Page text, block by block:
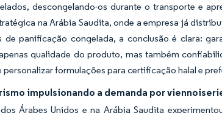
descongelando-os durante o transporte e
na Arábia Saudita, onde a empresa já
de panificação congelada, a conclusão é clara:
qualidade do produto, mas também
formulações para certificação halal e
impulsionando a demanda por
Árabes Unidos e na Arábia Saudita